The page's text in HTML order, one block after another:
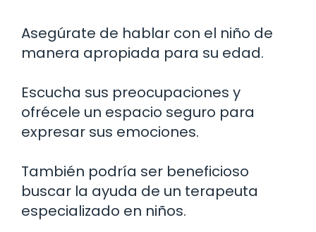
Asegúrate de hablar con el niño de
manera apropiada para su edad.
Escucha sus preocupaciones y
ofrécele un espacio seguro para
expresar sus emociones.
También podría ser beneficioso
buscar la ayuda de un terapeuta
especializado en niños.